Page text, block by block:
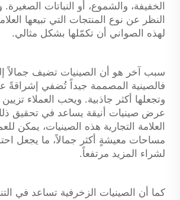
الخفيفة، والشموع، أو النباتات الصغيرة.
النظر عن نوع المنتجات التي تبيعها
لهذه الصواني أن تكمّلها بشكل مثالي.
سبب آخر هو أن الصينيات تضيف جمالاً
فالصينية المصممة جيداً تُضفي إشراقةً
وتجعلها أكثر جاذبية. ويحب العملاء تزيين
عرض صينيات أنيقة يساعد في تحقيق
العلامة التجارية هذه الصينيات، يمكن
مساحات معيشةٍ أكثر جمالاً، ما يجعل
لشراء المزيد مرتفعاً.
كما أن الصينيات الزخرفية تساعد في